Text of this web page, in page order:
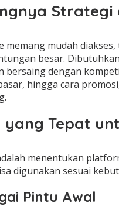
Strategi
memang mudah
besar.
bersaing dengan
hingga cara
Tepat
menentukan
digunakan sesuai
Pintu Awal